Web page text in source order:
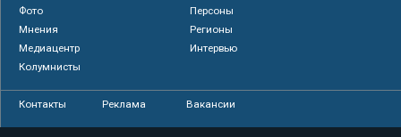
Фото
Персоны
Мнения
Регионы
Медиацентр
Интервью
Колумнисты
Контакты Реклама Вакансии